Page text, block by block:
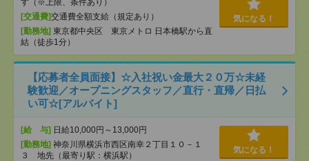
す（※上限、条件あり）
[交通費]交通費全額支給（規定あり）
[勤務地] 東京都中央区 東京メトロ 日本橋駅から直
結（徒歩1分）
気になる！
【応募者全員面接】☆入社祝い金最大２０万☆未経
験歓迎／オープニングスタッフ／直行・直帰／日払
い可☆[アルバイト]
[給 与] 日給10,000円～13,000円
[勤務地] 神奈川県横浜市西区南幸２丁目１０－１
３ 地先（最寄り駅：横浜駅）
気になる！